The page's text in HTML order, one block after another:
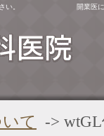
開業医
い。
て
->